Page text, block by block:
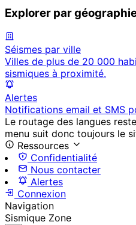
Explorer par
Séismes par ville
Villes de plus de 20 000
sismiques à proximité.
Alertes
Notifications email et SMS
Le routage des langues
menu suit donc toujours le
Ressources
Confidentialité
Nous contacter
Alertes
Connexion
Navigation
Sismique Zone